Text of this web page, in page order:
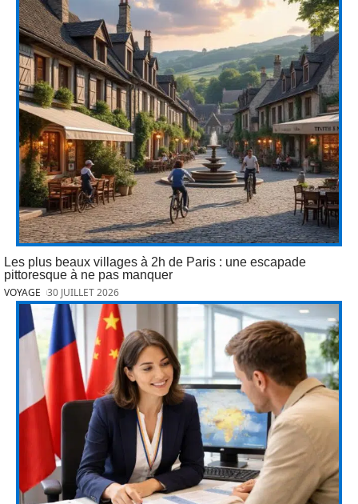
Les plus beaux villages à 2h de Paris : une escapade
pittoresque à ne pas manquer
VOYAGE 30 JUILLET 2026